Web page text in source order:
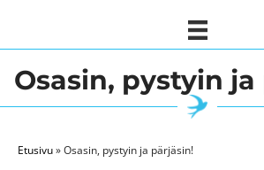
Osasin, pystyin
Etusivu»Osasin, pystyin ja pärjäsin!